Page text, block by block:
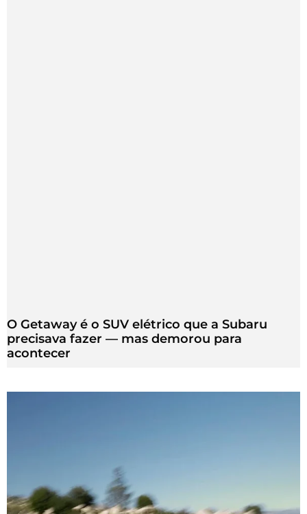
O Getaway é o SUV elétrico que a Subaru
precisava fazer — mas demorou para
acontecer